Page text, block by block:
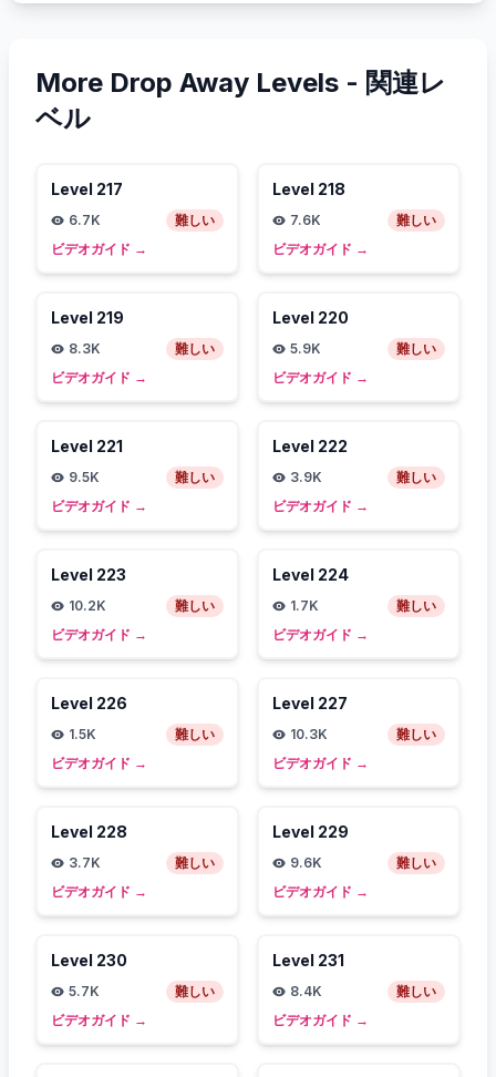
More Drop Away Levels - 関連レ
ベル
Level 217
6.7K
難しい
ビデオガイド →
Level 218
7.6K
難しい
ビデオガイド →
Level 219
8.3K
難しい
ビデオガイド →
Level 220
5.9K
難しい
ビデオガイド →
Level 221
9.5K
難しい
ビデオガイド →
Level 222
3.9K
難しい
ビデオガイド →
Level 223
10.2K
難しい
ビデオガイド →
Level 224
1.7K
難しい
ビデオガイド →
Level 226
1.5K
難しい
ビデオガイド →
Level 227
10.3K
難しい
ビデオガイド →
Level 228
3.7K
難しい
ビデオガイド →
Level 229
9.6K
難しい
ビデオガイド →
Level 230
5.7K
難しい
ビデオガイド →
Level 231
8.4K
難しい
ビデオガイド →